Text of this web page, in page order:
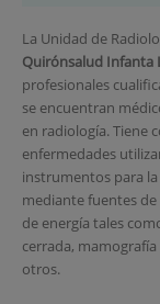
La Unidad de
Quirónsalud Infanta
profesionales
se encuentran
en radiología. Tiene
enfermedades
instrumentos para
mediante fuentes
de energía tales
cerrada,
otros.